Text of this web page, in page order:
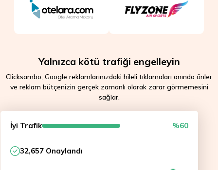
Yalnızca kötü trafiği engelleyin
Clicksambo, Google reklamlarınızdaki hileli tıklamaları anında önler
ve reklam bütçenizin gerçek zamanlı olarak zarar görmemesini
sağlar.
API approved
İyi Trafik %60
32,657 Onaylandı